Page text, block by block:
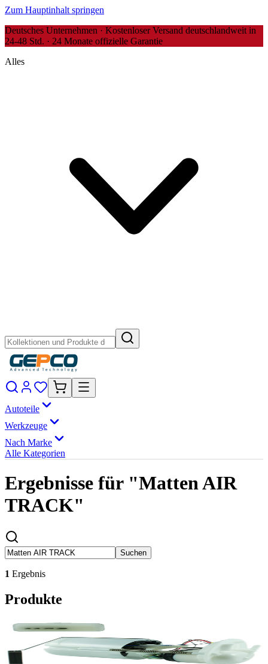
Zum Hauptinhalt springen
Deutsches Unternehmen · Kostenloser Versand deutschlandweit in
24-48 Std. · 24 Monate offizielle Garantie
Alles
Autoteile
Werkzeuge
Nach Marke
Alle Kategorien
Ergebnisse für "Matten AIR
TRACK"
Suchen
1 Ergebnis
Produkte